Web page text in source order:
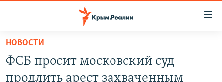
Вернуться
основному
содержанию
СПЕЦПРОЕКТЫ
НОВОСТИ
ФСБ просит московский суд
продлить арест захваченным